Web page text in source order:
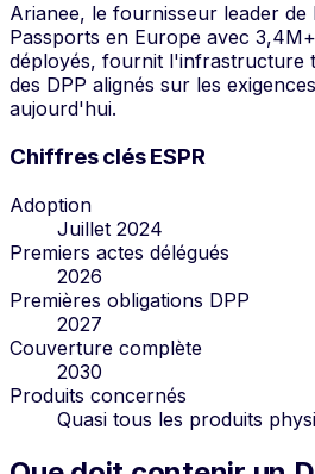
Arianee, le fournisseur leader de
Passports en Europe avec
déployés, fournit l'infrastructure
des DPP alignés sur les
aujourd'hui.
Chiffres clés ESPR
Adoption
Juillet 2024
Premiers actes délégués
2026
Premières obligations DPP
2027
Couverture complète
2030
Produits concernés
Quasi tous les produits